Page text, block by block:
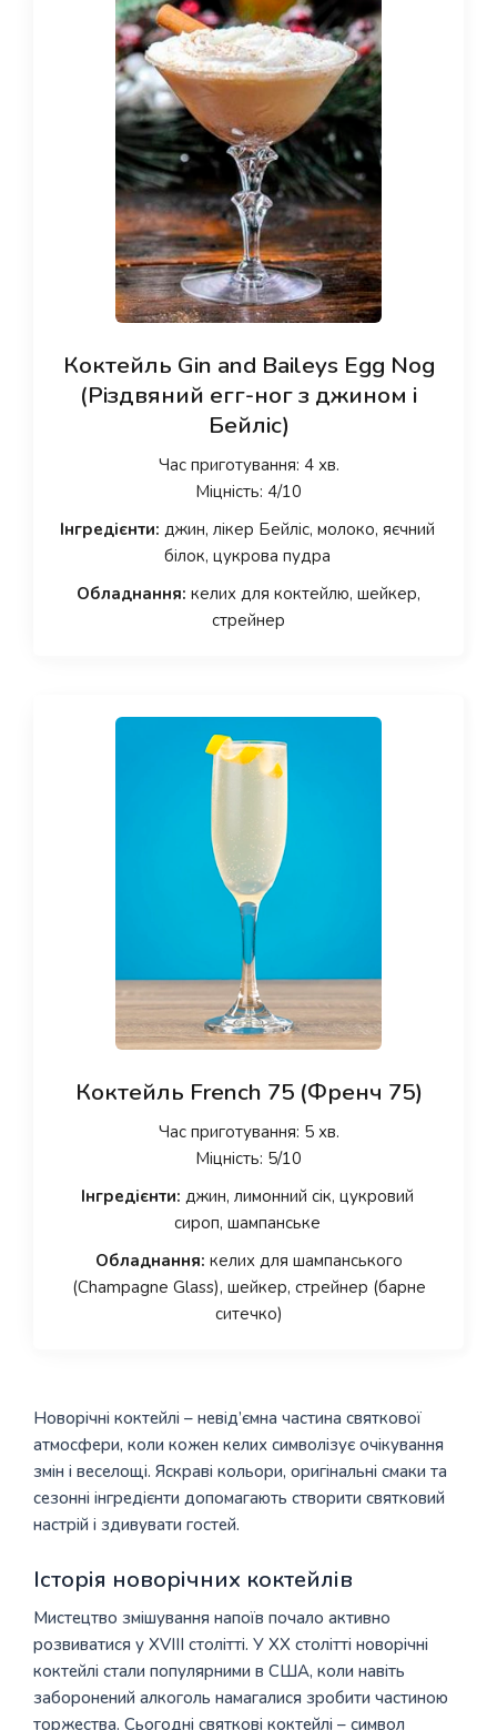
Коктейль Gin and Baileys Egg Nog
(Різдвяний егг-ног з джином і
Бейліс)
Час приготування: 4 хв.
Міцність: 4/10
Інгредієнти: джин, лікер Бейліс, молоко, яєчний
білок, цукрова пудра
Обладнання: келих для коктейлю, шейкер,
стрейнер
Коктейль French 75 (Френч 75)
Час приготування: 5 хв.
Міцність: 5/10
Інгредієнти: джин, лимонний сік, цукровий
сироп, шампанське
Обладнання: келих для шампанського
(Champagne Glass), шейкер, стрейнер (барне
ситечко)
Новорічні коктейлі – невід’ємна частина святкової
атмосфери, коли кожен келих символізує очікування
змін і веселощі. Яскраві кольори, оригінальні смаки та
сезонні інгредієнти допомагають створити святковий
настрій і здивувати гостей.
Історія новорічних коктейлів
Мистецтво змішування напоїв почало активно
розвиватися у XVIII столітті. У XX столітті новорічні
коктейлі стали популярними в США, коли навіть
заборонений алкоголь намагалися зробити частиною
торжества. Сьогодні святкові коктейлі – символ